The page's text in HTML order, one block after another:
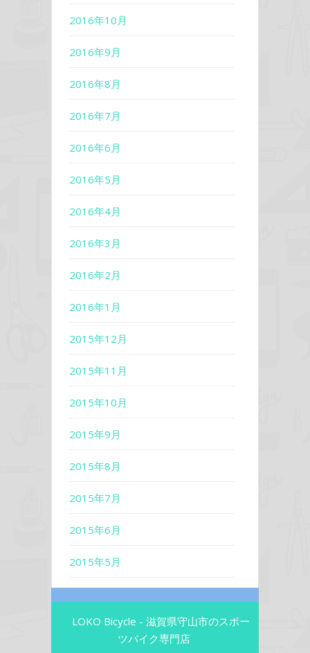
2016年10月
2016年9月
2016年8月
2016年7月
2016年6月
2016年5月
2016年4月
2016年3月
2016年2月
2016年1月
2015年12月
2015年11月
2015年10月
2015年9月
2015年8月
2015年7月
2015年6月
2015年5月
LOKO Bicycle - 滋賀県守山市のスポー
ツバイク専門店